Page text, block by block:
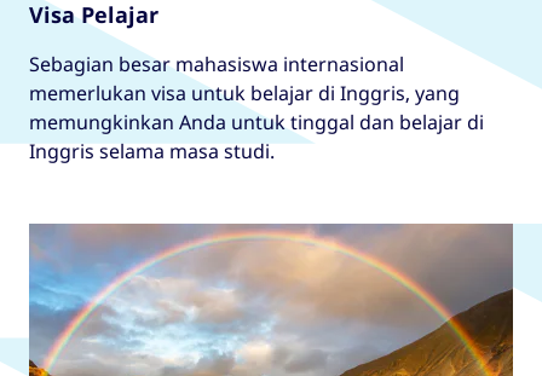
Visa Pelajar
Sebagian besar mahasiswa internasional
memerlukan visa untuk belajar di Inggris, yang
memungkinkan Anda untuk tinggal dan belajar di
Inggris selama masa studi.